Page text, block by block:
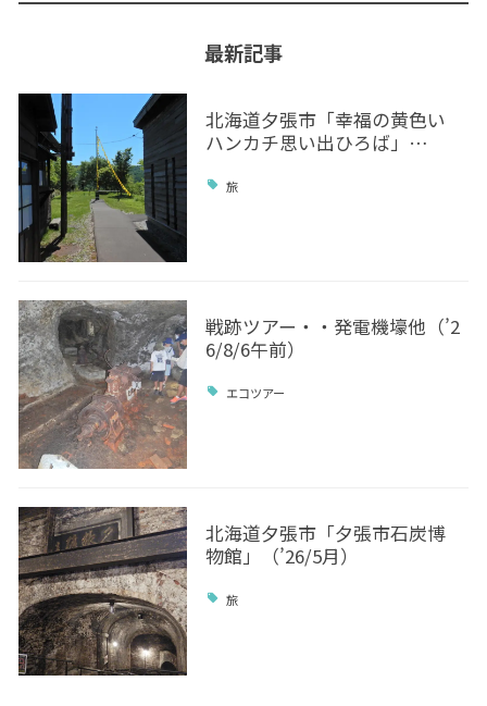
最新記事
北海道夕張市「幸福の黄色い
ハンカチ思い出ひろば」…
旅
戦跡ツアー・・発電機壕他（’2
6/8/6午前）
エコツアー
北海道夕張市「夕張市石炭博
物館」（’26/5月）
旅